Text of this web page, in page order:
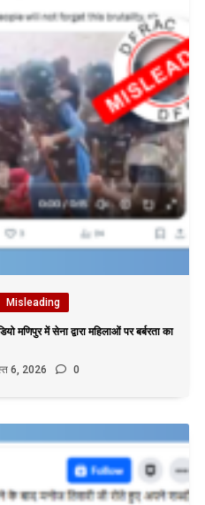
Misleading
मणिपुर में सेना द्वारा महिलाओं पर बर्बरता का
6, 2026 0